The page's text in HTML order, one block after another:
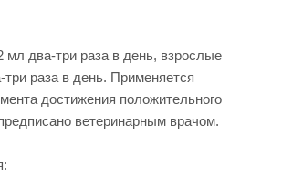
мл два-три раза в день, взрослые
раза в день. Применяется
достижения положительного
ветеринарным врачом.